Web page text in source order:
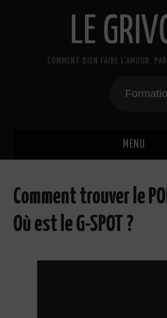
LE
COMMENT BIEN FAIRE L'AMOUR,
MENU
A PROPOS
Comment trouver le
Où est le G-SPOT ?